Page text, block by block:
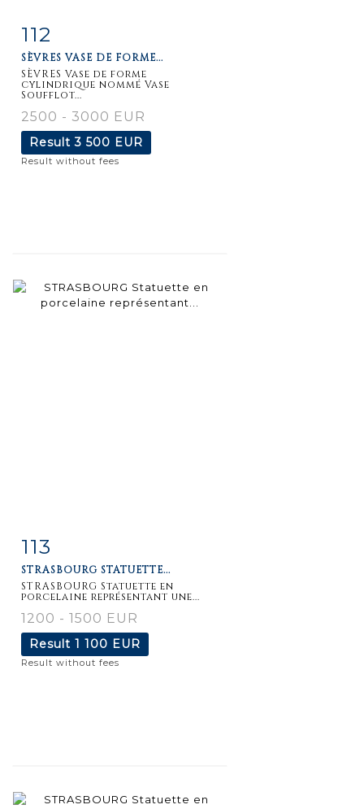
Item detail
112
SÈVRES VASE DE FORME...
SÈVRES Vase de forme
cylindrique nommé Vase
Soufflot...
2500 - 3000 EUR
Result3 500 EUR
Result without fees
Item detail
113
STRASBOURG STATUETTE...
STRASBOURG Statuette en
porcelaine représentant une...
1200 - 1500 EUR
Result 1 100 EUR
Result without fees